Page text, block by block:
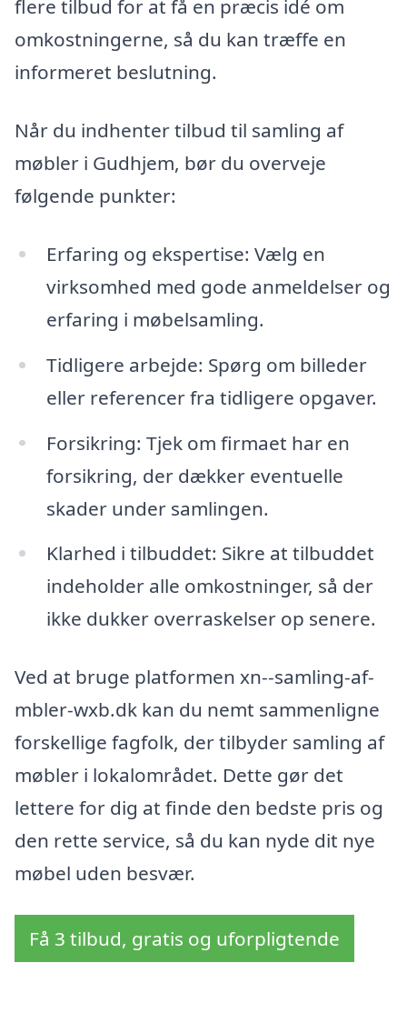
flere tilbud for at få en præcis idé om
omkostningerne, så du kan træffe en
informeret beslutning.
Når du indhenter tilbud til samling af
møbler i Gudhjem, bør du overveje
følgende punkter:
Erfaring og ekspertise: Vælg en
virksomhed med gode anmeldelser og
erfaring i møbelsamling.
Tidligere arbejde: Spørg om billeder
eller referencer fra tidligere opgaver.
Forsikring: Tjek om firmaet har en
forsikring, der dækker eventuelle
skader under samlingen.
Klarhed i tilbuddet: Sikre at tilbuddet
indeholder alle omkostninger, så der
ikke dukker overraskelser op senere.
Ved at bruge platformen xn--samling-af-
mbler-wxb.dk kan du nemt sammenligne
forskellige fagfolk, der tilbyder samling af
møbler i lokalområdet. Dette gør det
lettere for dig at finde den bedste pris og
den rette service, så du kan nyde dit nye
møbel uden besvær.
Få 3 tilbud, gratis og uforpligtende